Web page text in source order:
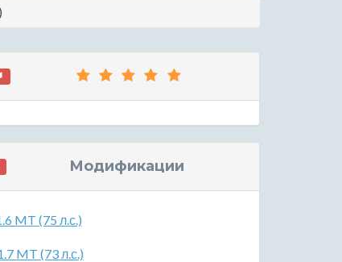
Модификации
MT (75 л.с.)
MT (73 л.с.)